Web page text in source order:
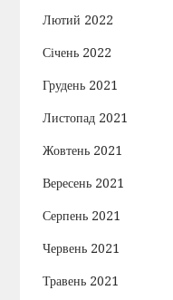
Лютий 2022
Січень 2022
Грудень 2021
Листопад 2021
Жовтень 2021
Вересень 2021
Серпень 2021
Червень 2021
Травень 2021